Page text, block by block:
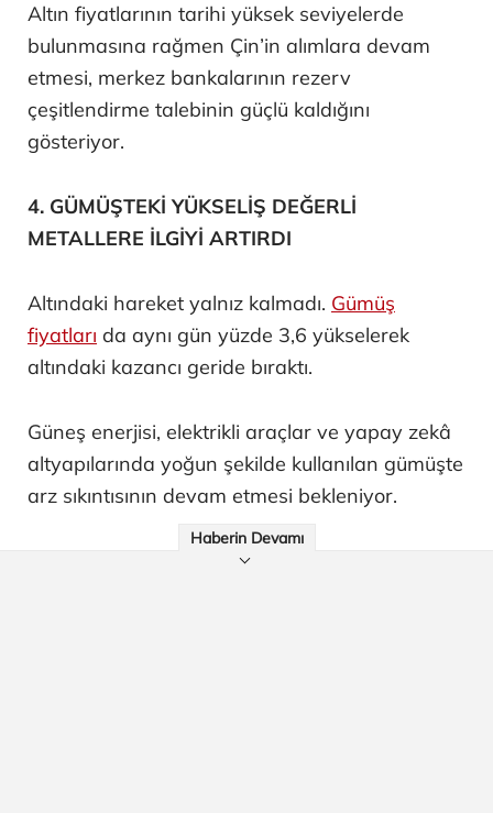
Altın fiyatlarının tarihi yüksek seviyelerde
bulunmasına rağmen Çin’in alımlara devam
etmesi, merkez bankalarının rezerv
çeşitlendirme talebinin güçlü kaldığını
gösteriyor.
4. GÜMÜŞTEKİ YÜKSELİŞ DEĞERLİ
METALLERE İLGİYİ ARTIRDI
Altındaki hareket yalnız kalmadı. Gümüş
fiyatları da aynı gün yüzde 3,6 yükselerek
altındaki kazancı geride bıraktı.
Güneş enerjisi, elektrikli araçlar ve yapay zekâ
altyapılarında yoğun şekilde kullanılan gümüşte
arz sıkıntısının devam etmesi bekleniyor.
Haberin Devamı